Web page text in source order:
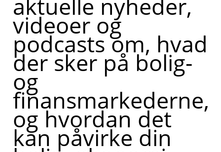
aktuelle nyheder,
videoer og
podcasts om, hvad
der sker på bolig-
og
finansmarkederne,
og hvordan det
kan påvirke din